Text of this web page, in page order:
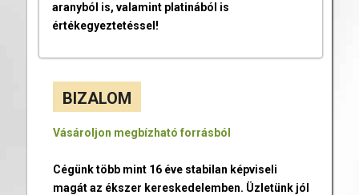
aranyból is, valamint platinából is
értékegyeztetéssel!
BIZALOM
Vásároljon megbízható forrásból
Cégünk több mint 16 éve stabilan képviseli
magát az ékszer kereskedelemben. Üzletünk jól